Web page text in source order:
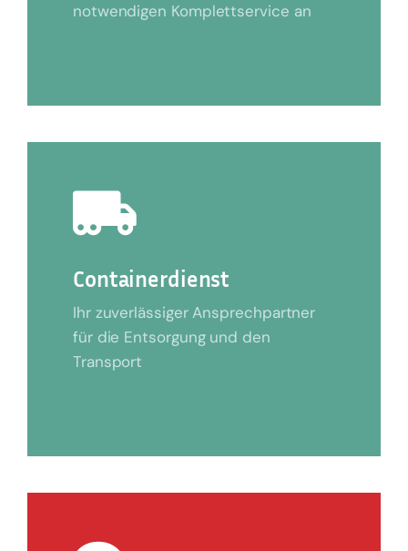
notwendigen Komplettservice an
Containerdienst
Ihr zuverlässiger Ansprechpartner
für die Entsorgung und den
Transport